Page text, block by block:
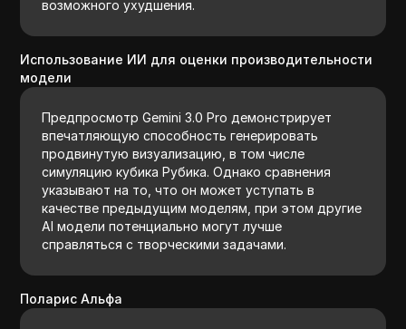
возможного ухудшения.
Использование ИИ для оценки производительности
модели
Предпросмотр Gemini 3.0 Pro демонстрирует
впечатляющую способность генерировать
продвинутую визуализацию, в том числе
симуляцию кубика Рубика. Однако сравнения
указывают на то, что он может уступать в
качестве предыдущим моделям, при этом другие
AI модели потенциально могут лучше
справляться с творческими задачами.
Поларис Альфа